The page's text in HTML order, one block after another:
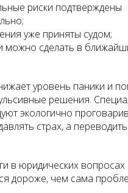
риски подтверждены
уже приняты судом;
можно сделать в
уровень паники и
решения.
экологично
страх, а
в юридических вопросах
дороже, чем сама